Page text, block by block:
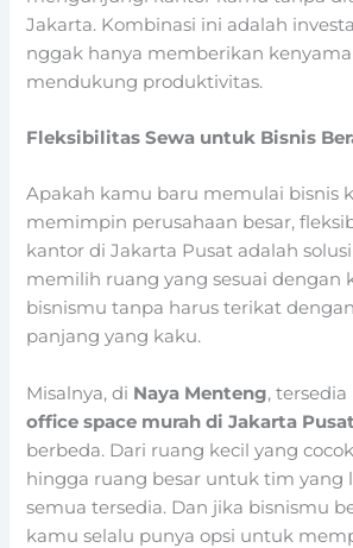
Jakarta. Kombinasi ini adalah
nggak hanya memberikan
mendukung produktivitas.
Fleksibilitas Sewa untuk Bisnis
Apakah kamu baru memulai bisnis
memimpin perusahaan besar,
kantor di Jakarta Pusat adalah
memilih ruang yang sesuai dengan
bisnismu tanpa harus terikat
panjang yang kaku.
Misalnya, di Naya Menteng,
office space murah di Jakarta Pusat
berbeda. Dari ruang kecil yang
hingga ruang besar untuk tim yang
semua tersedia. Dan jika bisnismu
kamu selalu punya opsi untuk